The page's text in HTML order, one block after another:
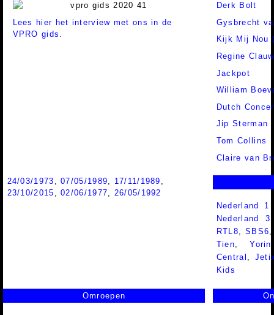
Lees hier het interview met ons in de
VPRO gids.
Derk Bolt
Gysbrecht
Kijk Mij Nou
Regine
Jackpot
William
Dutch
Jip Sterman
Tom Collins
Claire van
24/03/1973 ,07/05/1989 17/11/1989
23/10/2015 ,02/06/1977
26/05/1992
Nederland
Nederland
RTL8,SBS6
Tien,Yorin
Central ,
Kids
Omroepen